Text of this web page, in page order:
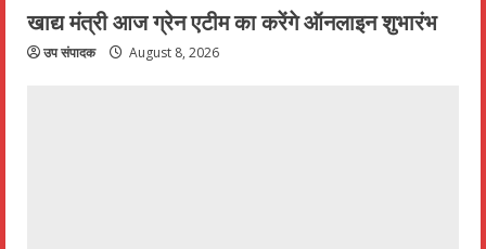
खाद्य मंत्री आज ग्रेन एटीम का करेंगे ऑनलाइन शुभारंभ
उप संपादक August 8, 2026